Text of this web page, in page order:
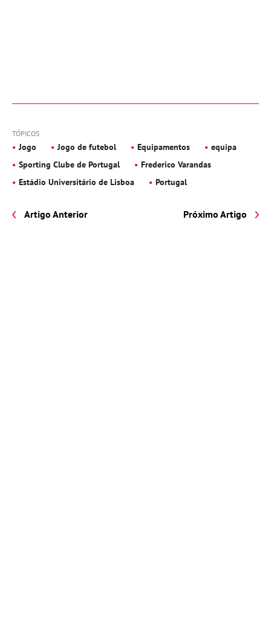
TÓPICOS
Jogo Jogo de futebol Equipamentos
equipa
Sporting Clube de Portugal
Frederico Varandas
Estádio Universitário de Lisboa
Portugal
Artigo Anterior Próximo Artigo